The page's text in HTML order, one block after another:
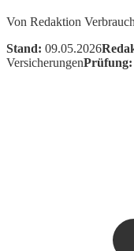
Von Redaktion
Stand: 09.05.2026
VersicherungenPrüfung: